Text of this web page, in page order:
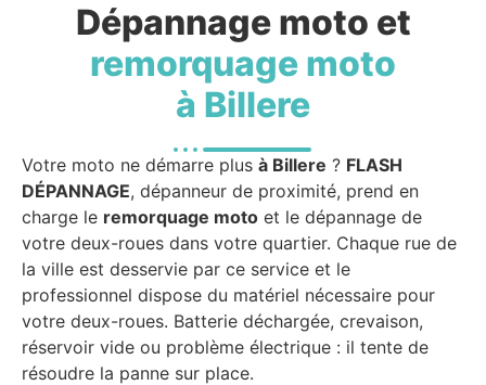
Dépannage moto et
remorquage moto
à Billere
Votre moto ne démarre plus à Billere ? FLASH
DÉPANNAGE, dépanneur de proximité, prend en
charge le remorquage moto et le dépannage de
votre deux-roues dans votre quartier. Chaque rue de
la ville est desservie par ce service et le
professionnel dispose du matériel nécessaire pour
votre deux-roues. Batterie déchargée, crevaison,
réservoir vide ou problème électrique : il tente de
résoudre la panne sur place.